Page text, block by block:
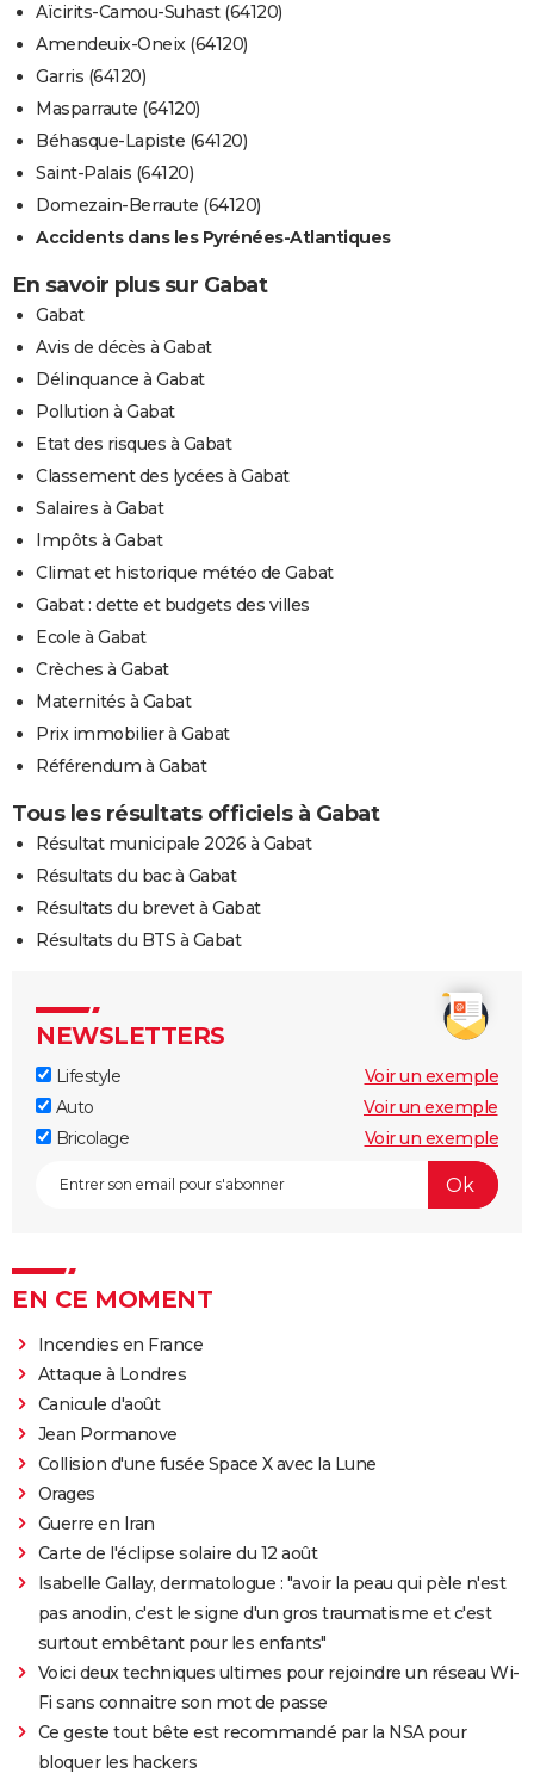
Aïcirits-Camou-Suhast (64120)
Amendeuix-Oneix (64120)
Garris (64120)
Masparraute (64120)
Béhasque-Lapiste (64120)
Saint-Palais (64120)
Domezain-Berraute (64120)
Accidents dans les Pyrénées-Atlantiques
En savoir plus sur Gabat
Gabat
Avis de décès à Gabat
Délinquance à Gabat
Pollution à Gabat
Etat des risques à Gabat
Classement des lycées à Gabat
Salaires à Gabat
Impôts à Gabat
Climat et historique météo de Gabat
Gabat : dette et budgets des villes
Ecole à Gabat
Crèches à Gabat
Maternités à Gabat
Prix immobilier à Gabat
Référendum à Gabat
Tous les résultats officiels à Gabat
Résultat municipale 2026 à Gabat
Résultats du bac à Gabat
Résultats du brevet à Gabat
Résultats du BTS à Gabat
NEWSLETTERS
Lifestyle
Voir un exemple
Auto
Voir un exemple
Bricolage
Voir un exemple
EN CE MOMENT
Incendies en France
Attaque à Londres
Canicule d'août
Jean Pormanove
Collision d'une fusée Space X avec la Lune
Orages
Guerre en Iran
Carte de l'éclipse solaire du 12 août
Isabelle Gallay, dermatologue : "avoir la peau qui pèle n'est
pas anodin, c'est le signe d'un gros traumatisme et c'est
surtout embêtant pour les enfants"
Voici deux techniques ultimes pour rejoindre un réseau Wi-
Fi sans connaitre son mot de passe
Ce geste tout bête est recommandé par la NSA pour
bloquer les hackers